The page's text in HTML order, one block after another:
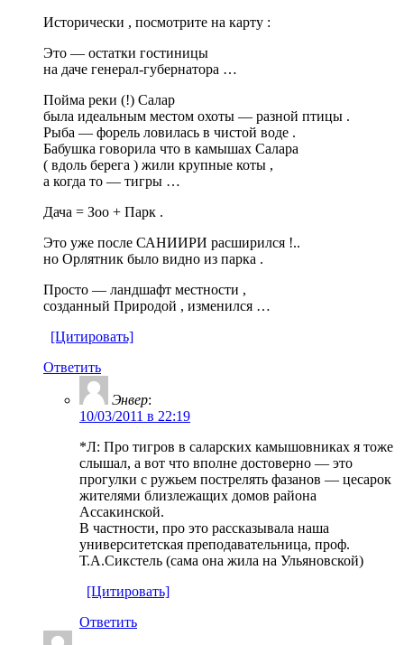
Исторически , посмотрите на карту :
Это — остатки гостиницы
на даче генерал-губернатора …
Пойма реки (!) Салар
была идеальным местом охоты — разной птицы .
Рыба — форель ловилась в чистой воде .
Бабушка говорила что в камышах Салара
( вдоль берега ) жили крупные коты ,
а когда то — тигры …
Дача = Зоо + Парк .
Это уже после САНИИРИ расширился !..
но Орлятник было видно из парка .
Просто — ландшафт местности ,
созданный Природой , изменился …
[Цитировать]
Ответить
Энвер:
10/03/2011 в 22:19
*Л: Про тигров в саларских камышовниках я тоже
слышал, а вот что вполне достоверно — это
прогулки с ружьем пострелять фазанов — цесарок
жителями близлежащих домов района
Ассакинской.
В частности, про это рассказывала наша
университетская преподавательница, проф.
Т.А.Сикстель (сама она жила на Ульяновской)
[Цитировать]
Ответить